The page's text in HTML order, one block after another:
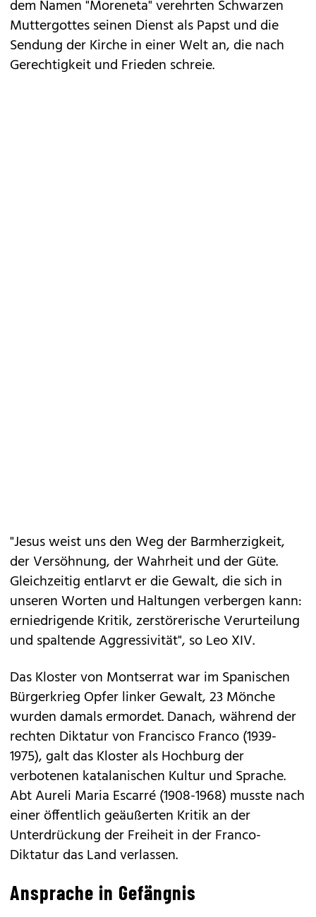
dem Namen "Moreneta" verehrten Schwarzen
Muttergottes seinen Dienst als Papst und die
Sendung der Kirche in einer Welt an, die nach
Gerechtigkeit und Frieden schreie.
"Jesus weist uns den Weg der Barmherzigkeit,
der Versöhnung, der Wahrheit und der Güte.
Gleichzeitig entlarvt er die Gewalt, die sich in
unseren Worten und Haltungen verbergen kann:
erniedrigende Kritik, zerstörerische Verurteilung
und spaltende Aggressivität", so Leo XIV.
Das Kloster von Montserrat war im Spanischen
Bürgerkrieg Opfer linker Gewalt, 23 Mönche
wurden damals ermordet. Danach, während der
rechten Diktatur von Francisco Franco (1939-
1975), galt das Kloster als Hochburg der
verbotenen katalanischen Kultur und Sprache.
Abt Aureli Maria Escarré (1908-1968) musste nach
einer öffentlich geäußerten Kritik an der
Unterdrückung der Freiheit in der Franco-
Diktatur das Land verlassen.
Ansprache in Gefängnis